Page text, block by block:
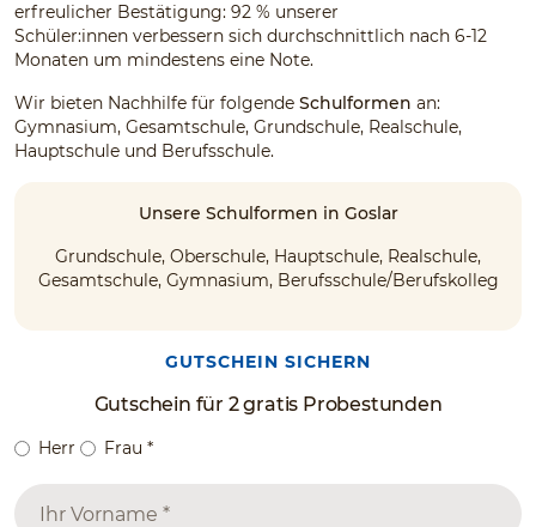
erfreulicher Bestätigung: 92 % unserer
Schüler:innen verbessern sich durchschnittlich nach 6-12
Monaten um mindestens eine Note.
Wir bieten Nachhilfe für folgende Schulformen an:
Gymnasium, Gesamtschule, Grundschule, Realschule,
Hauptschule und Berufsschule.
Unsere Schulformen in Goslar
Grundschule, Oberschule, Hauptschule, Realschule,
Gesamtschule, Gymnasium, Berufsschule/Berufskolleg
GUTSCHEIN SICHERN
Gutschein für 2 gratis Probestunden
Herr Frau *